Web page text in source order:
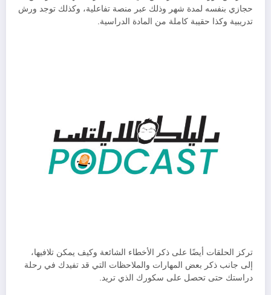
حجازي بنفسه لمدة شهر وذلك عبر منصة تفاعلية، وكذلك توجد ورش
تدريبية وكذا حقيبة كاملة من المادة الدراسية.
تركز الحلقات أيضًا على ذكر الأخطاء الشائعة وكيف يمكن تلافيها،
إلى جانب ذكر بعض المهارات والملاحظات التي قد تفيدك في رحلة
دراستك حتى تحصل على سكورك الذي تريد.